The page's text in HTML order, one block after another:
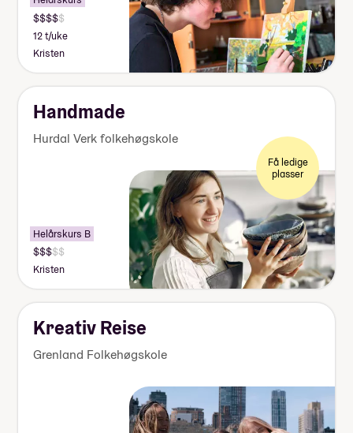
12 t/uke
Kristen
Handmade
Hurdal Verk folkehøgskole
Få ledige
plasser
Helårskurs B
Kristen
Kreativ Reise
Grenland Folkehøgskole